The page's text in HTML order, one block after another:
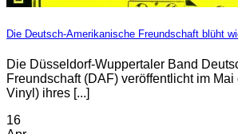
Die Deutsch-Amerikanische Freundschaft blüht
Die Düsseldorf-Wuppertaler Band
Freundschaft (DAF) veröffentlicht im
Vinyl) ihres [...]
16